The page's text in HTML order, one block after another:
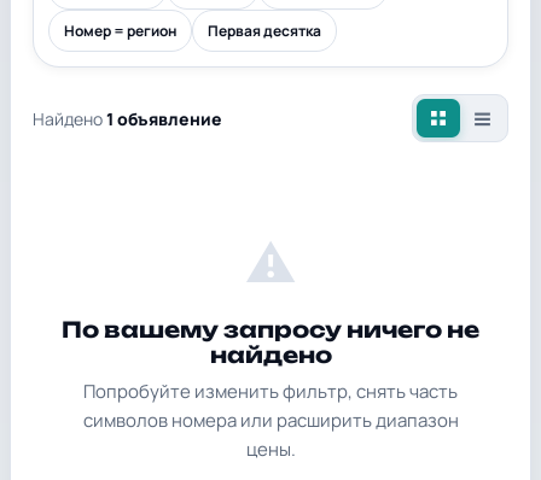
Номер = регион Первая десятка
Найдено1 объявление
⚠
По вашему запросу ничего не
найдено
Попробуйте изменить фильтр, снять часть
символов номера или расширить диапазон
цены.